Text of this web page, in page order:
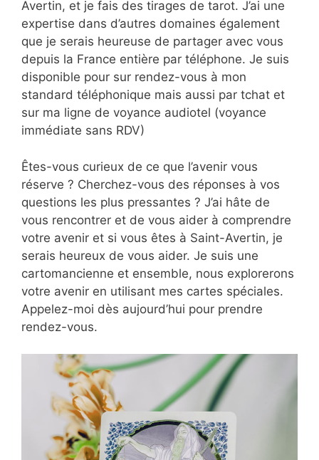
Avertin, et je fais des tirages de tarot. J’ai une
expertise dans d’autres domaines également
que je serais heureuse de partager avec vous
depuis la France entière par téléphone. Je suis
disponible pour sur rendez-vous à mon
standard téléphonique mais aussi par tchat et
sur ma ligne de voyance audiotel (voyance
immédiate sans RDV)
Êtes-vous curieux de ce que l’avenir vous
réserve ? Cherchez-vous des réponses à vos
questions les plus pressantes ? J’ai hâte de
vous rencontrer et de vous aider à comprendre
votre avenir et si vous êtes à Saint-Avertin, je
serais heureux de vous aider. Je suis une
cartomancienne et ensemble, nous explorerons
votre avenir en utilisant mes cartes spéciales.
Appelez-moi dès aujourd’hui pour prendre
rendez-vous.